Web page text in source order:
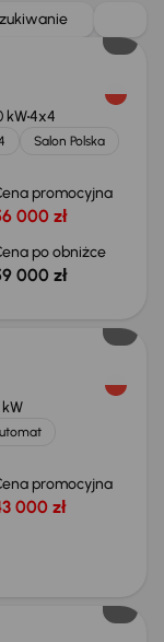
kW4x4
Salon Polska
promocyjna
000 zł
po obniżce
000 zł
kW
promocyjna
000 zł